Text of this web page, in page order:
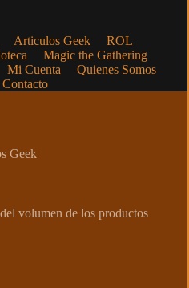
Articulos Geek
ROL
Magic the Gathering
Mi Cuenta
Quienes Somos
Contacto
Geek
volumen de los productos